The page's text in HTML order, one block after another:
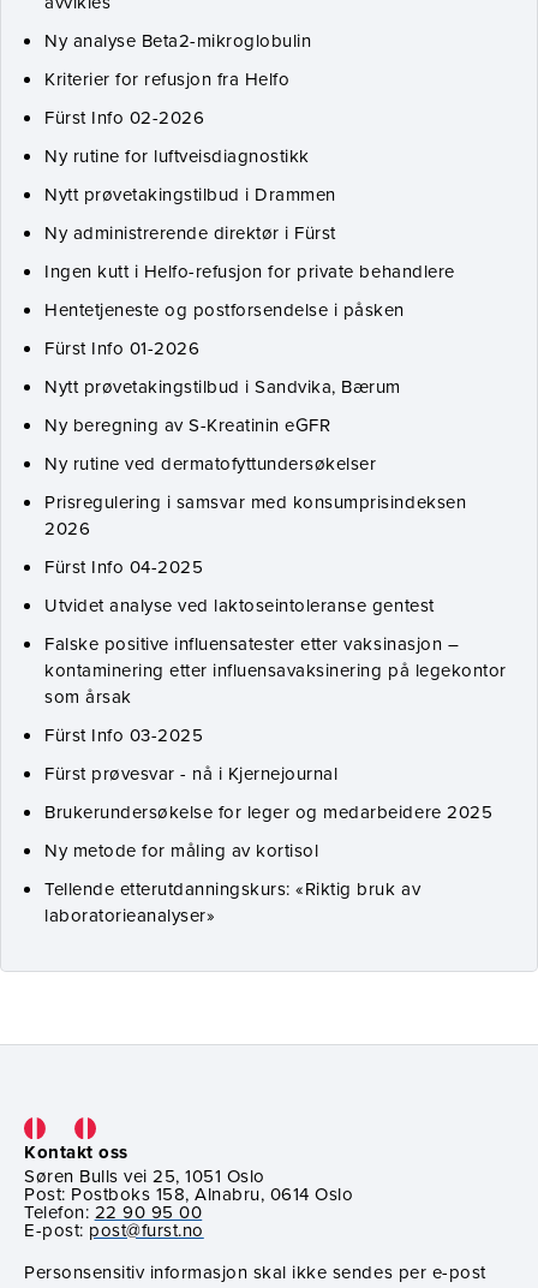
Ny analyse Beta2-mikroglobulin
Kriterier for refusjon fra Helfo
Fürst Info 02-2026
Ny rutine for luftveisdiagnostikk
Nytt prøvetakingstilbud i Drammen
Ny administrerende direktør i Fürst
Ingen kutt i Helfo-refusjon for private behandlere
Hentetjeneste og postforsendelse i påsken
Fürst Info 01-2026
Nytt prøvetakingstilbud i Sandvika, Bærum
Ny beregning av S-Kreatinin eGFR
Ny rutine ved dermatofyttundersøkelser
Prisregulering i samsvar med konsumprisindeksen
2026
Fürst Info 04-2025
Utvidet analyse ved laktoseintoleranse gentest
Falske positive influensatester etter vaksinasjon –
kontaminering etter influensavaksinering på legekontor
som årsak
Fürst Info 03-2025
Fürst prøvesvar - nå i Kjernejournal
Brukerundersøkelse for leger og medarbeidere 2025
Ny metode for måling av kortisol
Tellende etterutdanningskurs: «Riktig bruk av
laboratorieanalyser»
Kontakt oss
Søren Bulls vei 25, 1051 Oslo
Post: Postboks 158, Alnabru, 0614 Oslo
Telefon: 22 90 95 00
E-post: post@furst.no
Personsensitiv informasjon skal ikke sendes per e-post